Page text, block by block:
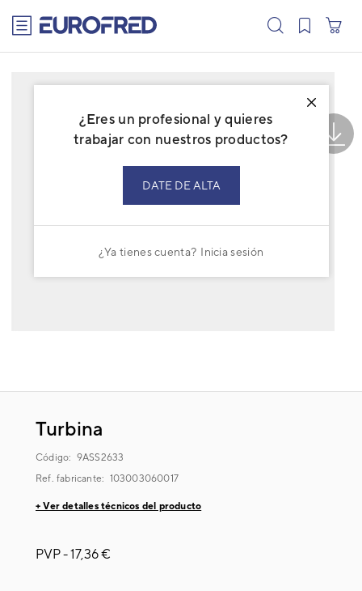
¿Eres un profesional y quieres
trabajar con nuestros productos?
DATE DE ALTA
¿Ya tienes cuenta? Inicia sesión
Turbina
Código: 9ASS2633
Ref. fabricante: 103003060017
+ Ver detalles técnicos del producto
PVP -17,36 €